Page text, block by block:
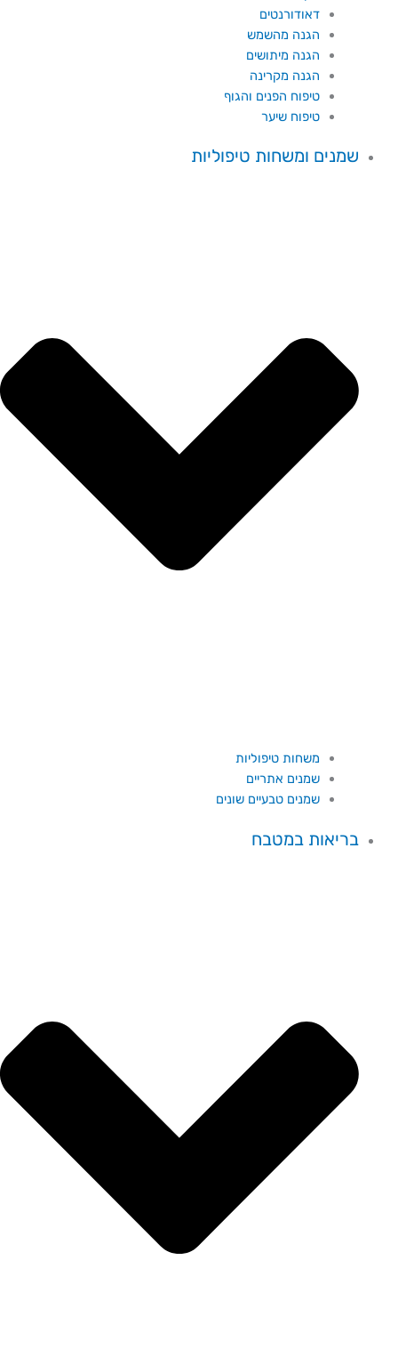
דאודורנטים
הגנה מהשמש
הגנה מיתושים
הגנה מקרינה
טיפוח הפנים והגוף
טיפוח שיער
שמנים ומשחות טיפוליות
משחות טיפוליות
שמנים אתריים
שמנים טבעיים שונים
בריאות במטבח